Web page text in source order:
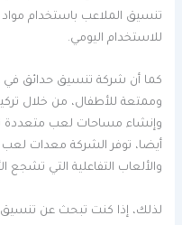
تنسيق الملاعب باستخدام مواد
للاستخدام اليومي.
كما أن شركة تنسيق حدائق في
وممتعة للأطفال، من خلال
وإنشاء مساحات لعب متعددة
أيضا، توفر الشركة معدات لعب
والألعاب التفاعلية التي تشجع
لذلك، إذا كنت تبحث عن